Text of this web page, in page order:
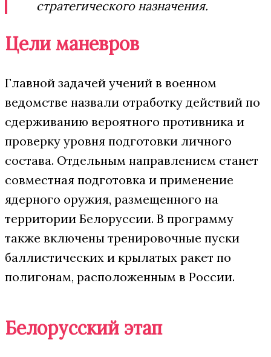
стратегического назначения.
Цели маневров
Главной задачей учений в военном
ведомстве назвали отработку действий по
сдерживанию вероятного противника и
проверку уровня подготовки личного
состава. Отдельным направлением станет
совместная подготовка и применение
ядерного оружия, размещенного на
территории Белоруссии. В программу
также включены тренировочные пуски
баллистических и крылатых ракет по
полигонам, расположенным в России.
Белорусский этап